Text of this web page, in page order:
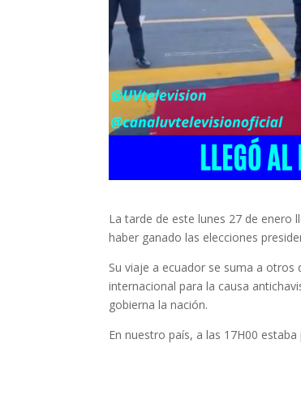
La tarde de este lunes 27 de enero
haber ganado las elecciones
Su viaje a ecuador se suma a
internacional para la causa
gobierna la nación.
En nuestro país, a las 17H00